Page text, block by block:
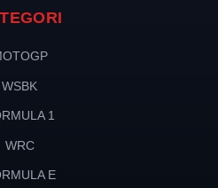
WSBK
1
WRC
E